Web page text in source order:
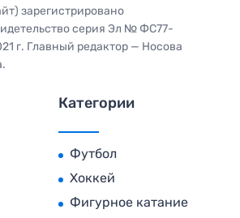
зарегистрировано
серия Эл № ФС77-
г. Главный редактор — Носова
Категории
Футбол
Хоккей
Фигурное катание